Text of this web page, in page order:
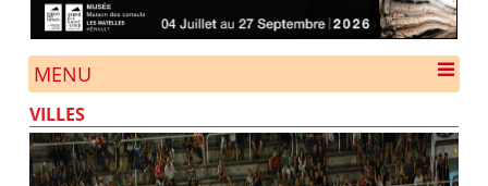
MENU
VILLES